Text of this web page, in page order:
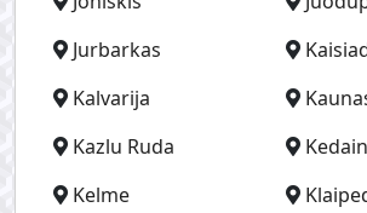
Jurbarkas
Kalvarija
Kazlu Ruda
Kelme